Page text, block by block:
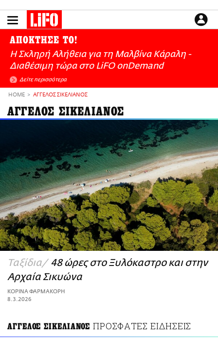
το
LIFO SHOP
NEWSLETTER
ΜΙΚΡΟΠΡΑΓΜΑΤΑ
THE GOOD LIFO
LIFOLAND
CITY GUIDE
ΑΜΠΑ
PRINT
ΕΙΔΗΣΕΙΣ
CULTURE
ΑΠΟΨΕΙΣ
ΤΡΟΠΟΣ ΖΩΗΣ
PODCASTS
Plus
ΑΠΟΚΤΗΣΕ ΤΟ!
Η Σκληρή Αλήθεια για τη Μαλβίνα Κάραλη -
Διαθέσιμη τώρα στo LiFO onDemand
Δείτε περισσότερα
HOME ΑΓΓΕΛΟΣ ΣΙΚΕΛΙΑΝΟΣ
ΑΓΓΕΛΟΣ ΣΙΚΕΛΙΑΝΟΣ
Ταξίδια 48 ώρες στο Ξυλόκαστρο και στην
Αρχαία Σικυώνα
ΚΟΡΙΝΑ ΦΑΡΜΑΚΟΡΗ
8.3.2026
ΑΓΓΕΛΟΣ ΣΙΚΕΛΙΑΝΟΣ ΠΡΟΣΦΑΤΕΣ ΕΙΔΗΣΕΙΣ